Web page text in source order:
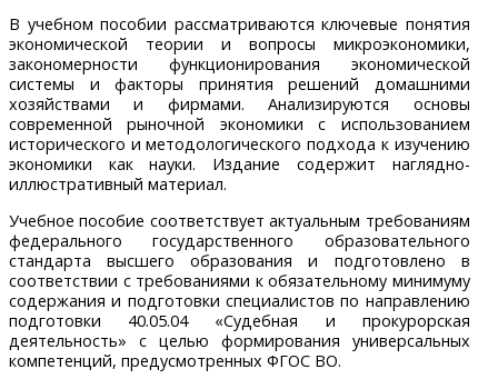
В учебном пособии рассматриваются ключевые понятия
экономической теории и вопросы микроэкономики,
закономерности функционирования экономической
системы и факторы принятия решений домашними
хозяйствами и фирмами. Анализируются основы
современной рыночной экономики с использованием
исторического и методологического подхода к изучению
экономики как науки. Издание содержит наглядно-
иллюстративный материал.
Учебное пособие соответствует актуальным требованиям
федерального государственного образовательного
стандарта высшего образования и подготовлено в
соответствии с требованиями к обязательному минимуму
содержания и подготовки специалистов по направлению
подготовки 40.05.04 «Судебная и прокурорская
деятельность» с целью формирования универсальных
компетенций, предусмотренных ФГОС ВО.